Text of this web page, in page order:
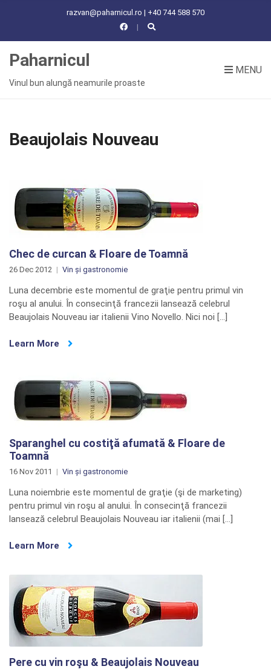
razvan@paharnicul.ro | +40 744 588 570
R
Paharnicul
Vinul bun alungă neamurile proaste
MENU
Beaujolais Nouveau
Chec de curcan & Floare de Toamnă
26 Dec 2012 Vin și gastronomie
Luna decembrie este momentul de graţie pentru primul vin
roşu al anului. În consecinţă francezii lansează celebrul
Beaujolais Nouveau iar italienii Vino Novello. Nici noi […]
Learn More
Sparanghel cu costiţă afumată & Floare de
Toamnă
16 Nov 2011 Vin și gastronomie
Luna noiembrie este momentul de graţie (şi de marketing)
pentru primul vin roşu al anului. În consecinţă francezii
lansează celebrul Beaujolais Nouveau iar italienii (mai […]
Learn More
Pere cu vin roşu & Beaujolais Nouveau